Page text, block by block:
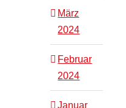
März
2024
Februar
2024
Januar